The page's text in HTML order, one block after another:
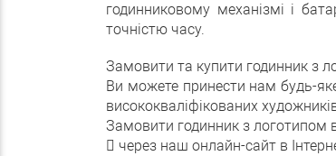
годинниковому механізмі і
точністю часу.
Замовити та купити годинник з
Ви можете принести нам будь-
висококваліфікованих
Замовити годинник з
 через наш онлайн-сайт в